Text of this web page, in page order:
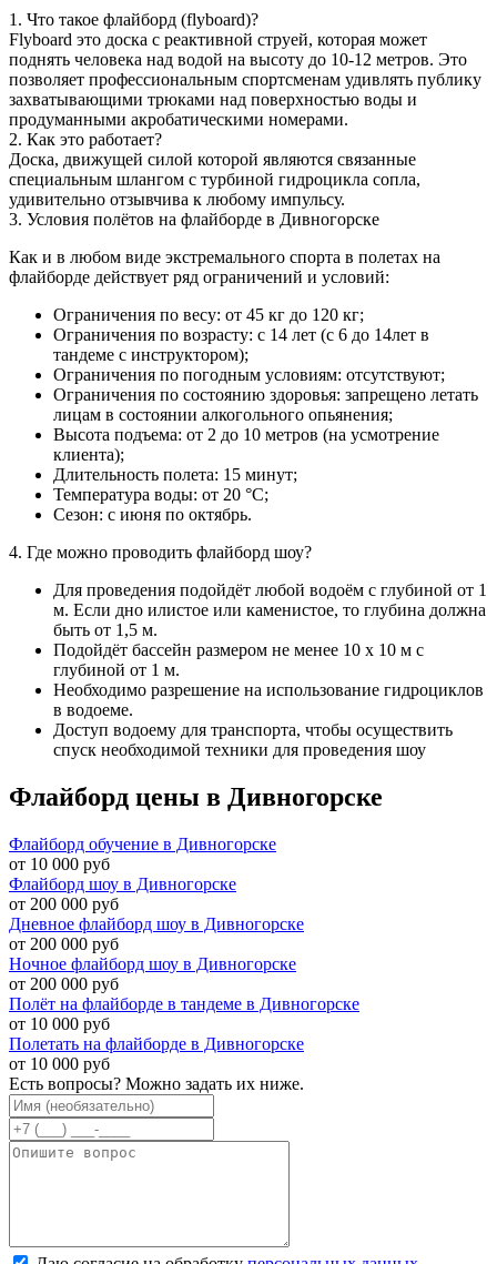
1. Что такое флайборд (flyboard)?
Flyboard это доска с реактивной струей, которая может
поднять человека над водой на высоту до 10-12 метров. Это
позволяет профессиональным спортсменам удивлять публику
захватывающими трюками над поверхностью воды и
продуманными акробатическими номерами.
2. Как это работает?
Доска, движущей силой которой являются связанные
специальным шлангом с турбиной гидроцикла сопла,
удивительно отзывчива к любому импульсу.
3. Условия полётов на флайборде в Дивногорске
Как и в любом виде экстремального спорта в полетах на
флайборде действует ряд ограничений и условий:
Ограничения по весу: от 45 кг до 120 кг;
Ограничения по возрасту: с 14 лет (с 6 до 14лет в
тандеме с инструктором);
Ограничения по погодным условиям: отсутствуют;
Ограничения по состоянию здоровья: запрещено летать
лицам в состоянии алкогольного опьянения;
Высота подъема: от 2 до 10 метров (на усмотрение
клиента);
Длительность полета: 15 минут;
Температура воды: от 20 °С;
Сезон: с июня по октябрь.
4. Где можно проводить флайборд шоу?
Для проведения подойдёт любой водоём с глубиной от 1
м. Если дно илистое или каменистое, то глубина должна
быть от 1,5 м.
Подойдёт бассейн размером не менее 10 х 10 м с
глубиной от 1 м.
Необходимо разрешение на использование гидроциклов
в водоеме.
Доступ водоему для транспорта, чтобы осуществить
спуск необходимой техники для проведения шоу
Флайборд цены в Дивногорске
Флайборд обучение в Дивногорске
от 10 000 руб
Флайборд шоу в Дивногорске
от 200 000 руб
Дневное флайборд шоу в Дивногорске
от 200 000 руб
Ночное флайборд шоу в Дивногорске
от 200 000 руб
Полёт на флайборде в тандеме в Дивногорске
от 10 000 руб
Полетать на флайборде в Дивногорске
от 10 000 руб
Есть вопросы? Можно задать их ниже.